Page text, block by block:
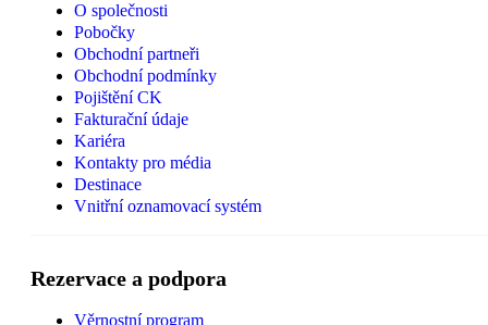
O společnosti
Pobočky
Obchodní partneři
Obchodní podmínky
Pojištění CK
Fakturační údaje
Kariéra
Kontakty pro média
Destinace
Vnitřní oznamovací systém
Rezervace a podpora
Věrnostní program